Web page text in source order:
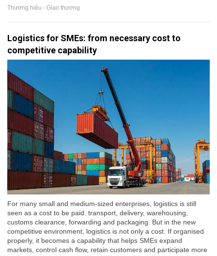
Thương hiệu - Giao thương
Logistics for SMEs: from necessary cost to
competitive capability
For many small and medium-sized enterprises, logistics is still
seen as a cost to be paid: transport, delivery, warehousing,
customs clearance, forwarding and packaging. But in the new
competitive environment, logistics is not only a cost. If organised
properly, it becomes a capability that helps SMEs expand
markets, control cash flow, retain customers and participate more